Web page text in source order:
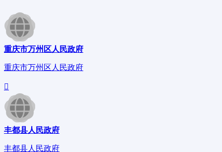
重庆市万州区人民政府
重庆市万州区人民政府
丰都县人民政府
丰都县人民政府